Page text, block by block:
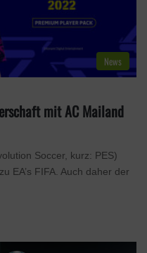
News
mit AC Mailand
Soccer, kurz: PES)
EA’s FIFA. Auch daher der